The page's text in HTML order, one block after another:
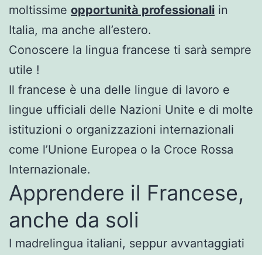
moltissime opportunità professionali in
Italia, ma anche all’estero.
Conoscere la lingua francese ti sarà sempre
utile !
Il francese è una delle lingue di lavoro e
lingue ufficiali delle Nazioni Unite e di molte
istituzioni o organizzazioni internazionali
come l’Unione Europea o la Croce Rossa
Internazionale.
Apprendere il Francese,
anche da soli
I madrelingua italiani, seppur avvantaggiati